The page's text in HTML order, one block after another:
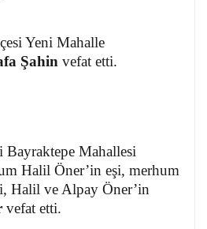
Yeni Mahalle
Şahin vefat etti.
Bayraktepe Mahallesi
Halil Öner’in eşi, merhum
Halil ve Alpay Öner’in
vefat etti.